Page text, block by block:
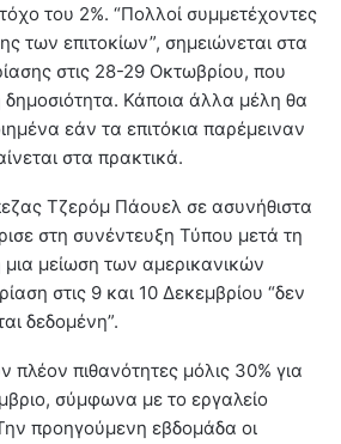
του 2%. “Πολλοί συμμετέχοντες
των επιτοκίων”, σημειώνεται στα
στις 28-29 Οκτωβρίου, που
Κάποια άλλα μέλη θα
εάν τα επιτόκια παρέμειναν
στα πρακτικά.
Τζερόμ Πάουελ σε ασυνήθιστα
στη συνέντευξη Τύπου μετά τη
μια μείωση των αμερικανικών
στις 9 και 10 Δεκεμβρίου “δεν
δεδομένη”.
πλέον πιθανότητες μόλις 30% για
σύμφωνα με το εργαλείο
προηγούμενη εβδομάδα οι